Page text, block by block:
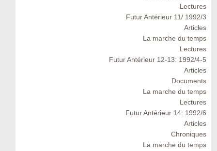
Lectures
Futur Antérieur 11/ 1992/3
Articles
La marche du temps
Lectures
Futur Antérieur 12-13: 1992/4-5
Articles
Documents
La marche du temps
Lectures
Futur Antérieur 14: 1992/6
Articles
Chroniques
La marche du temps